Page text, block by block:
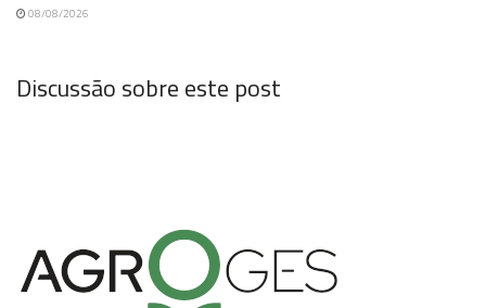
08/08/2026
Discussão sobre este post